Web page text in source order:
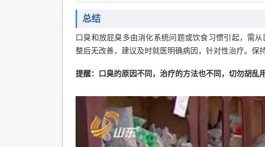
总结
口臭和放屁臭多由消化系统问题或饮食习惯引起，需
整后无改善，建议及时就医明确病因，针对性治疗。保
提醒：口臭的原因不同，治疗的方法也不同，切勿胡乱